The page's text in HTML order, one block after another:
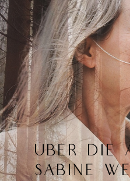
ÜBER DIE
SABINE